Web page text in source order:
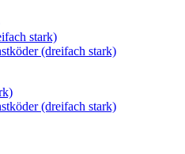
stark)
(dreifach stark)
(dreifach stark)